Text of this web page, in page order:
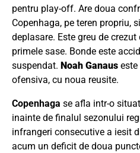
pentru play-off. Are doua
Copenhaga, pe teren propriu,
deplasare. Este greu de
primele sase. Bonde este
suspendat. Noah Ganaus
ofensiva, cu noua reusite.
Copenhaga se afla intr-o
inainte de finalul sezonului
infrangeri consecutive a iesit
acum un deficit de doua